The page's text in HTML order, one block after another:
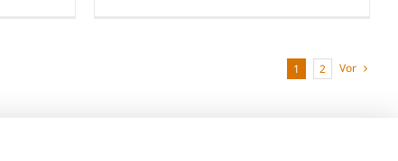
1 2 Vor